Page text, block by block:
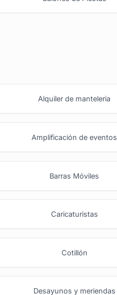
Alquiler de manteleria
Amplificación de eventos
Barras Móviles
Caricaturistas
Cotillón
Desayunos y meriendas